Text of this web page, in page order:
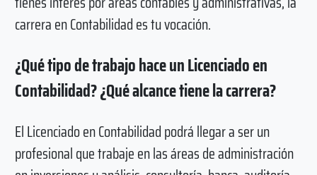
carrera en Contabilidad es tu vocación.
¿Qué tipo de trabajo hace un Licenciado en
Contabilidad? ¿Qué alcance tiene la carrera?
El Licenciado en Contabilidad podrá llegar a ser un
profesional que trabaje en las áreas de administración